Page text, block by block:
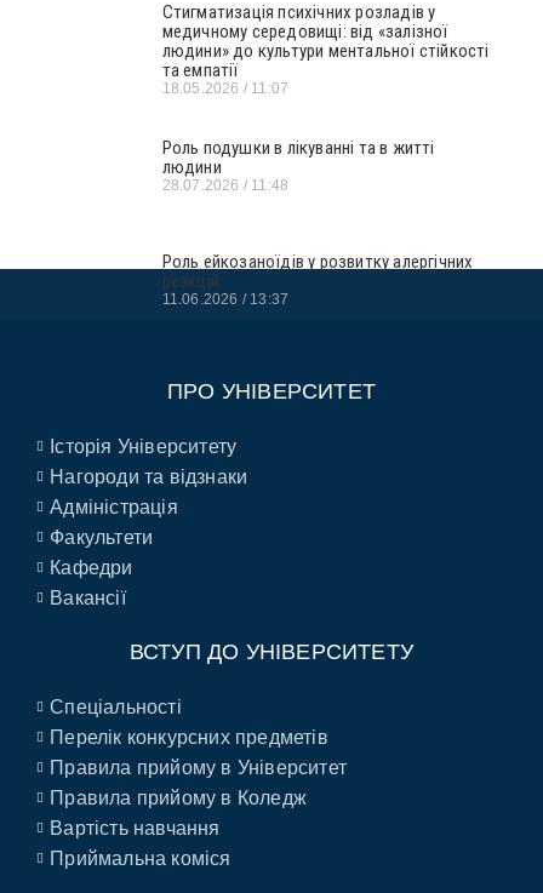
Стигматизація психічних розладів у
медичному середовищі: від «залізної
людини» до культури ментальної стійкості
та емпатії
18.05.2026 11:07
Роль подушки в лікуванні та в житті
людини
28.07.2026 11:48
Роль ейкозаноїдів у розвитку алергічних
реакцій
11.06.2026 13:37
ПРО УНІВЕРСИТЕТ
Історія Університету
Нагороди та відзнаки
Адміністрація
Факультети
Кафедри
Вакансії
ВСТУП ДО УНІВЕРСИТЕТУ
Спеціальності
Перелік конкурсних предметів
Правила прийому в Університет
Правила прийому в Коледж
Вартість навчання
Приймальна коміся